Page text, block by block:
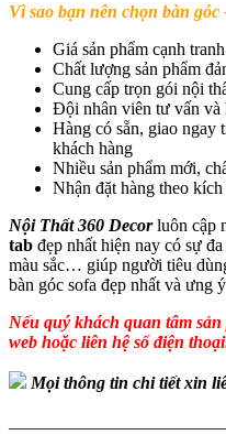
Vì sao bạn nên chọn bàn
Giá sản phẩm cạnh
Chất lượng sản phẩm
Cung cấp trọn gói nội
Đội nhân viên tư vấn và
Hàng có sẵn, giao ngay
khách hàng
Nhiều sản phẩm mới,
Nhận đặt hàng theo
Nội Thất 360 Decorluôn cập
tab đẹp nhất hiện nay có sự
màu sắc… giúp người tiêu
bàn góc sofa đẹp nhất và ưng
Nếu quý khách quan tâm
web hoặc liên hệ số điện
Mọi thông tin chi tiết xin